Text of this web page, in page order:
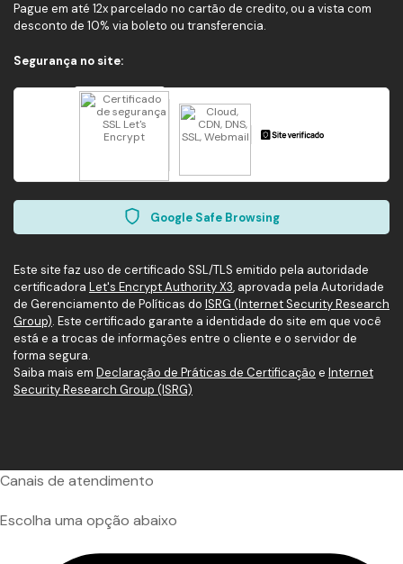
Pague em até 12x parcelado no cartão de credito, ou a vista com
desconto de 10% via boleto ou transferencia.
Segurança no site:
Google Safe Browsing
Este site faz uso de certificado SSL/TLS emitido pela autoridade
certificadora Let's Encrypt Authority X3, aprovada pela Autoridade
de Gerenciamento de Políticas do ISRG (Internet Security Research
Group). Este certificado garante a identidade do site em que você
está e a trocas de informações entre o cliente e o servidor de
forma segura.
Saiba mais em Declaração de Práticas de Certificação e Internet
Security Research Group (ISRG)
Canais de atendimento
Escolha uma opção abaixo